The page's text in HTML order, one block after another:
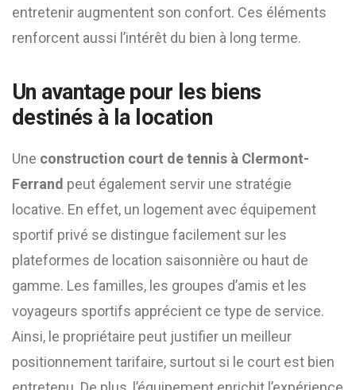
entretenir augmentent son confort. Ces éléments
renforcent aussi l’intérêt du bien à long terme.
Un avantage pour les biens
destinés à la location
Une construction court de tennis à Clermont-
Ferrand peut également servir une stratégie
locative. En effet, un logement avec équipement
sportif privé se distingue facilement sur les
plateformes de location saisonnière ou haut de
gamme. Les familles, les groupes d’amis et les
voyageurs sportifs apprécient ce type de service.
Ainsi, le propriétaire peut justifier un meilleur
positionnement tarifaire, surtout si le court est bien